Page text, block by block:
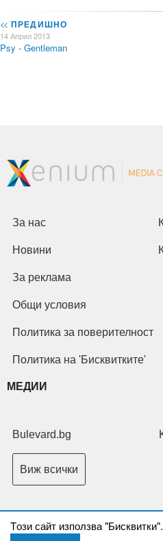
<< ПРЕДИШНО
14 Април 2013
Psy - Gentleman
Tози сайт използва "Бисквитки".
За нас
Новини
За реклама
Общи условия
Политика за поверителност
Политика на 'Бисквитките'
МЕДИИ
Bulevard.bg
Виж всички